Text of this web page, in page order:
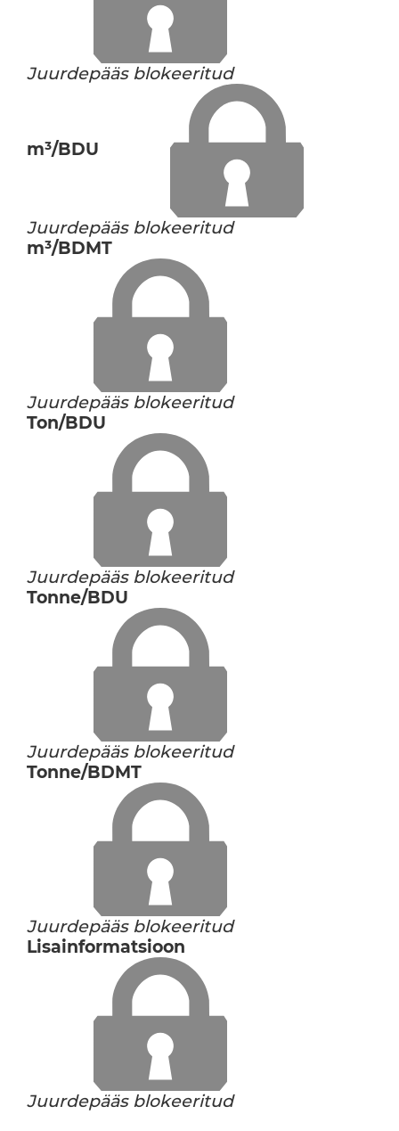
Juurdepääs blokeeritud
m³/BDU
Juurdepääs blokeeritud
m³/BDMT
Juurdepääs blokeeritud
Ton/BDU
Juurdepääs blokeeritud
Tonne/BDU
Juurdepääs blokeeritud
Tonne/BDMT
Juurdepääs blokeeritud
Lisainformatsioon
Juurdepääs blokeeritud